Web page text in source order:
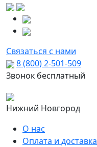
Связаться с нами
8 (800) 2-501-509
Звонок бесплатный
Нижний Новгород
О нас
Оплата и доставка